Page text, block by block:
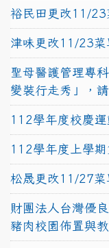
裕民田更改11/23
津味更改11/23菜
聖母醫護管理專
變裝行走秀」，
112學年度校慶
112學年度上學
松晟更改11/27菜
財團法人台灣優
豬肉校園佈置與教